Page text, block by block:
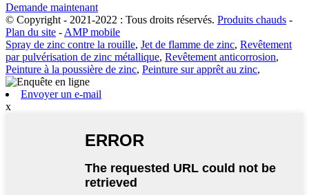
Demande maintenant
© Copyright - 2021-2022 : Tous droits réservés. Produits chauds -
Plan du site - AMP mobile
Spray de zinc contre la rouille, Jet de flamme de zinc, Revêtement
par pulvérisation de zinc métallique, Revêtement anticorrosion,
Peinture à la poussière de zinc, Peinture sur apprêt au zinc,
Envoyer un e-mail
x